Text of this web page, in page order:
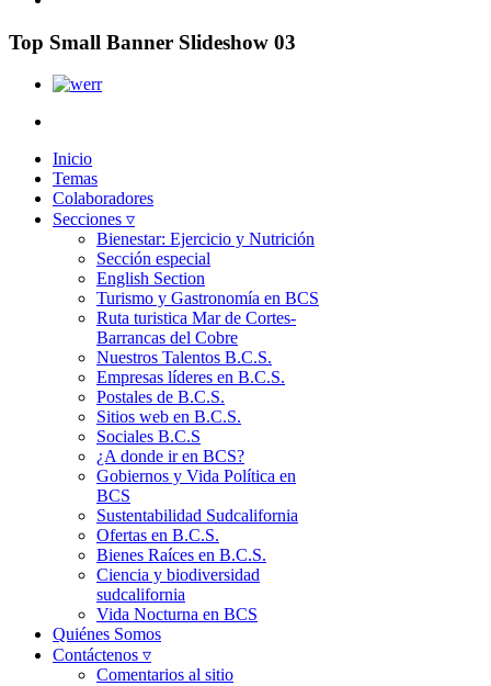
Top Small Banner Slideshow 03
Inicio
Temas
Colaboradores
Secciones ▿
Bienestar: Ejercicio y Nutrición
Sección especial
English Section
Turismo y Gastronomía en BCS
Ruta turistica Mar de Cortes-
Barrancas del Cobre
Nuestros Talentos B.C.S.
Empresas líderes en B.C.S.
Postales de B.C.S.
Sitios web en B.C.S.
Sociales B.C.S
¿A donde ir en BCS?
Gobiernos y Vida Política en
BCS
Sustentabilidad Sudcalifornia
Ofertas en B.C.S.
Bienes Raíces en B.C.S.
Ciencia y biodiversidad
sudcalifornia
Vida Nocturna en BCS
Quiénes Somos
Contáctenos ▿
Comentarios al sitio